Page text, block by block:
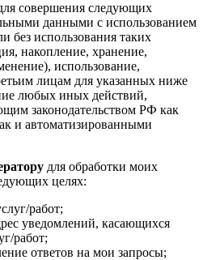
совершения следующих
данными с использованием
без использования таких
накопление, хранение,
использование,
лицам для указанных ниже
любых иных действий,
законодательством РФ как
и автоматизированными
для обработки моих
целях:
работ;
уведомлений, касающихся
работ;
ответов на мои запросы;